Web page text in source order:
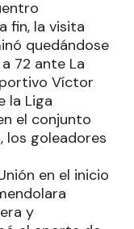
fin, la visita
quedándose
72 ante La
Víctor
la Liga
el conjunto
los goleadores
en el inicio
y